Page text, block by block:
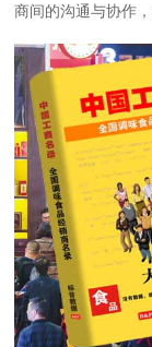
商间的沟通与协作